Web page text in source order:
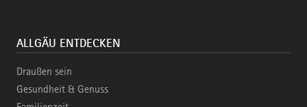
ALLGÄU ENTDECKEN
Draußen sein
Gesundheit & Genuss